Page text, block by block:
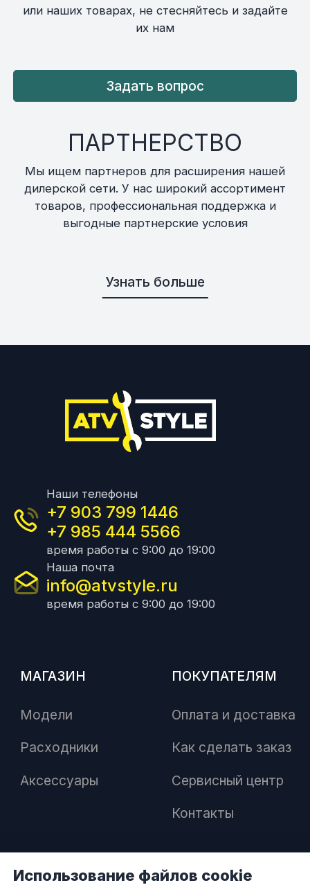
или наших товарах, не стесняйтесь и задайте
их нам
Задать вопрос
ПАРТНЕРСТВО
Мы ищем партнеров для расширения нашей
дилерской сети. У нас широкий ассортимент
товаров, профессиональная поддержка и
выгодные партнерские условия
Узнать больше
Наши телефоны
+7 903 799 1446
+7 985 444 5566
время работы с 9:00 до 19:00
Наша почта
info@atvstyle.ru
время работы с 9:00 до 19:00
МАГАЗИН
Модели
Расходники
Аксессуары
ПОКУПАТЕЛЯМ
Оплата и доставка
Как сделать заказ
Сервисный центр
Контакты
Использование файлов cookie